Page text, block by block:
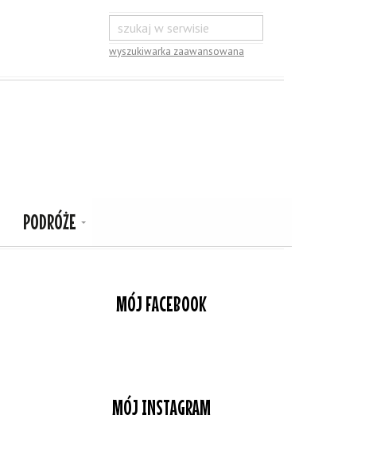
wyszukiwarka zaawansowana
PODRÓŻE
MÓJ FACEBOOK
MÓJ INSTAGRAM